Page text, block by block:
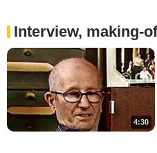
Interview, making-
4:30